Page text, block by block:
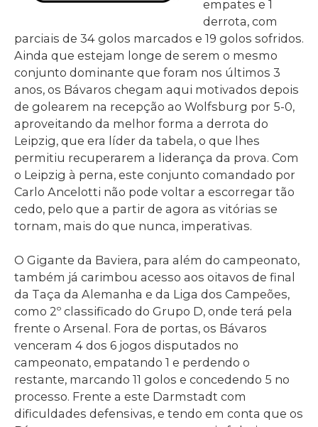
empates e 1
derrota, com
parciais de 34 golos marcados e 19 golos sofridos.
Ainda que estejam longe de serem o mesmo
conjunto dominante que foram nos últimos 3
anos, os Bávaros chegam aqui motivados depois
de golearem na recepção ao Wolfsburg por 5-0,
aproveitando da melhor forma a derrota do
Leipzig, que era líder da tabela, o que lhes
permitiu recuperarem a liderança da prova. Com
o Leipzig à perna, este conjunto comandado por
Carlo Ancelotti não pode voltar a escorregar tão
cedo, pelo que a partir de agora as vitórias se
tornam, mais do que nunca, imperativas.
O Gigante da Baviera, para além do campeonato,
também já carimbou acesso aos oitavos de final
da Taça da Alemanha e da Liga dos Campeões,
como 2º classificado do Grupo D, onde terá pela
frente o Arsenal. Fora de portas, os Bávaros
venceram 4 dos 6 jogos disputados no
campeonato, empatando 1 e perdendo o
restante, marcando 11 golos e concedendo 5 no
processo. Frente a este Darmstadt com
dificuldades defensivas, e tendo em conta que os